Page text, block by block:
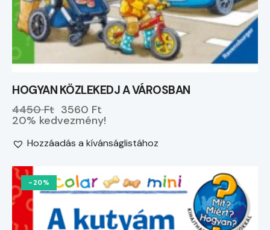
HOGYAN KÖZLEKEDJ A VÁROSBAN
4450 Ft 3560 Ft
20% kedvezmény!
Hozzáadás a kívánságlistához
-20%